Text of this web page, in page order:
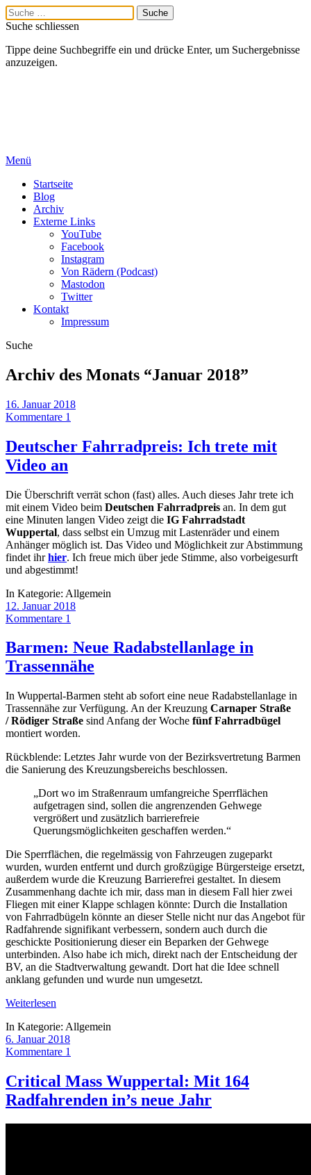
Suche schliessen
Tippe deine Suchbegriffe ein und drücke Enter, um Suchergebnisse
anzuzeigen.
Menü
Startseite
Blog
Archiv
Externe Links
YouTube
Facebook
Instagram
Von Rädern (Podcast)
Mastodon
Twitter
Kontakt
Impressum
Suche
Archiv des Monats “Januar 2018”
16. Januar 2018
Kommentare 1
Deutscher Fahrradpreis: Ich trete mit
Video an
Die Überschrift verrät schon (fast) alles. Auch dieses Jahr trete ich
mit einem Video beim Deutschen Fahrradpreis an. In dem gut
eine Minuten langen Video zeigt die IG Fahrradstadt
Wuppertal, dass selbst ein Umzug mit Lastenräder und einem
Anhänger möglich ist. Das Video und Möglichkeit zur Abstimmung
findet ihrhier. Ich freue mich über jede Stimme, also vorbeigesurft
und abgestimmt!
In Kategorie: Allgemein
12. Januar 2018
Kommentare 1
Barmen: Neue Radabstellanlage in
Trassennähe
In Wuppertal-Barmen steht ab sofort eine neue Radabstellanlage in
Trassennähe zur Verfügung. An der Kreuzung Carnaper Straße
/ Rödiger Straße sind Anfang der Woche fünf Fahrradbügel
montiert worden.
Rückblende: Letztes Jahr wurde von der Bezirksvertretung Barmen
die Sanierung des Kreuzungsbereichs beschlossen.
„Dort wo im Straßenraum umfangreiche Sperrflächen
aufgetragen sind, sollen die angrenzenden Gehwege
vergrößert und zusätzlich barrierefreie
Querungsmöglichkeiten geschaffen werden.“
Die Sperrflächen, die regelmässig von Fahrzeugen zugeparkt
wurden, wurden entfernt und durch großzügige Bürgersteige ersetzt,
außerdem wurde die Kreuzung Barrierefrei gestaltet. In diesem
Zusammenhang dachte ich mir, dass man in diesem Fall hier zwei
Fliegen mit einer Klappe schlagen könnte: Durch die Installation
von Fahrradbügeln könnte an dieser Stelle nicht nur das Angebot für
Radfahrende signifikant verbessern, sondern auch durch die
geschickte Positionierung dieser ein Beparken der Gehwege
unterbinden. Also habe ich mich, direkt nach der Entscheidung der
BV, an die Stadtverwaltung gewandt. Dort hat die Idee schnell
anklang gefunden und wurde nun umgesetzt.
Weiterlesen
In Kategorie: Allgemein
6. Januar 2018
Kommentare 1
Critical Mass Wuppertal: Mit 164
Radfahrenden in’s neue Jahr